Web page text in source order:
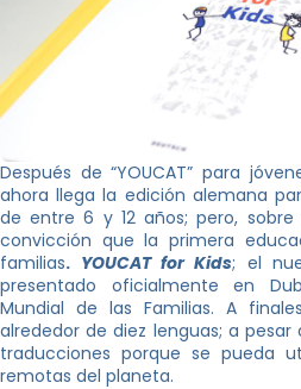
Después de “YOUCAT” para
ahora llega la edición alemana
de entre 6 y 12 años; pero,
convicción que la primera
familias. YOUCAT for Kids; el
presentado oficialmente en
Mundial de las Familias. A
alrededor de diez lenguas; a
traducciones porque se pueda
remotas del planeta.